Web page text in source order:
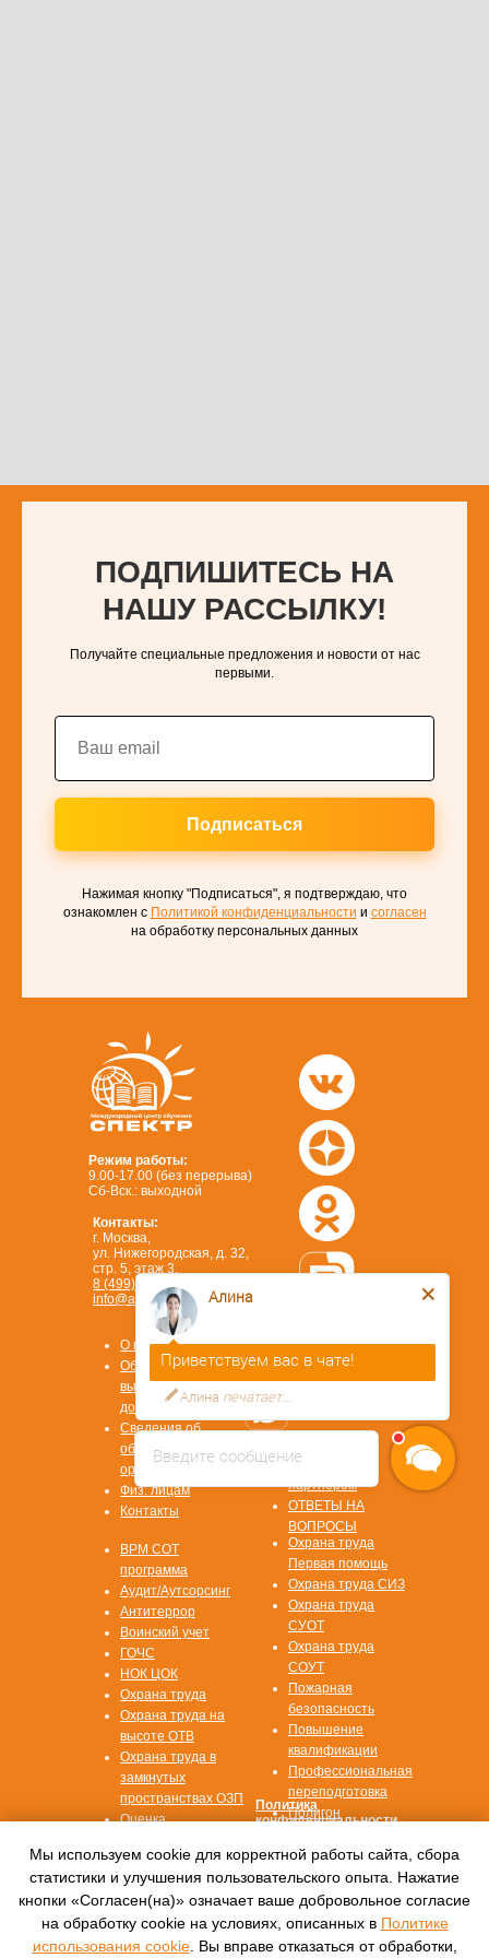
ПОДПИШИТЕСЬ НА
НАШУ РАССЫЛКУ!
Получайте специальные предложения и новости от нас
первыми.
Подписаться
Нажимая кнопку "Подписаться", я подтверждаю, что
ознакомлен с Политикой конфиденциальности и согласен
на обработку персональных данных
Режим работы:
9.00-17.00 (без перерыва)
Сб-Вск.: выходной
8 (930) 932 50 08
Контакты:
г. Москва,
ул. Нижегородская, д. 32,
стр. 5, этаж 3.
8 (499) 450-84-33
info@ano-spektr.ru
© 2016—2022, Автономная некоммерческая
организация
дополнительного профессионального
Стать
партнером
ОТВЕТЫ НА
ВОПРОСЫ
Согласие на
обработку данных
Политика
конфиденциальности
ВРМ СОТ
программа
Аудит/Аутсорсинг
Антитеррор
Воинский учет
ГОЧС
НОК ЦОК
Охрана труда
Охрана труда на
высоте ОТВ
Охрана труда в
замкнутых
пространствах ОЗП
Оценка
рисков ОПР
Охрана труда
Первая помощь
Охрана труда СИЗ
Охрана труда
СУОТ
Охрана труда
СОУТ
Пожарная
безопасность
Повышение
квалификации
Профессиональная
переподготовка
Полигон
О компании
Образцы
выдаваемых
документов
Сведения об
образовательной
организации
Физ. лицам
Контакты
Мы используем cookie для корректной работы сайта, сбора
статистики и улучшения пользовательского опыта. Нажатие
кнопки «Согласен(на)» означает ваше добровольное согласие
на обработку cookie на условиях, описанных в Политике
использования cookie. Вы вправе отказаться от обработки,
Введите сообщение
Алина
Приветствуем вас в чате!
Алина печатает...